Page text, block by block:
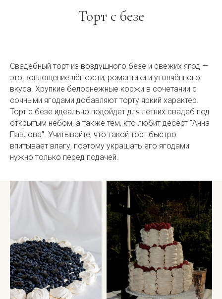
Торт с безе
Свадебный торт из воздушного безе и свежих ягод —
это воплощение лёгкости, романтики и утончённого
вкуса. Хрупкие белоснежные коржи в сочетании с
сочными ягодами добавляют торту яркий характер.
Торт с безе идеально подойдет для летних свадеб под
открытым небом, а также тем, кто любит десерт "Анна
Павлова". Учитывайте, что такой торт быстро
впитывает влагу, поэтому украшать его ягодами
нужно только перед подачей.